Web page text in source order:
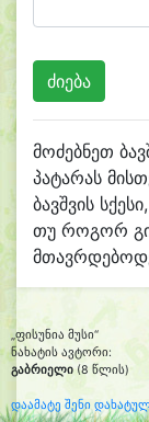
მოძებნეთ
პატარას
ბავშვის
თუ როგორ
„ფისუნია მუსი“
ნახატის ავტორი:
გაბრიელი(8 წლის)
დაამატე შენი